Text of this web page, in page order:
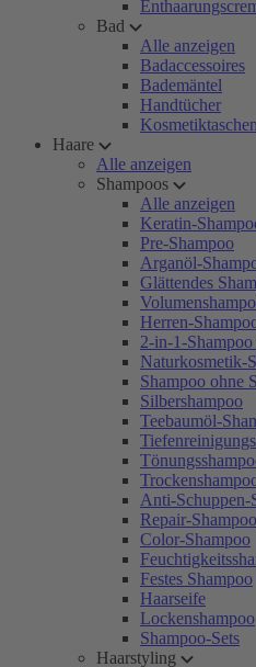
Bad
Alle anzeigen
Badaccessoires
Bademäntel
Handtücher
Kosmetiktaschen
Haare
Alle anzeigen
Shampoos
Alle anzeigen
Keratin-
Pre-Shampoo
Arganöl-
Glättendes
Herren-
2-in-1-
Naturkosmetik-
Shampoo ohne
Silbershampoo
Teebaumöl-
Anti-Schuppen-
Repair-Shampoo
Color-Shampoo
Festes Shampoo
Haarseife
Lockenshampoo
Shampoo-Sets
Haarstyling